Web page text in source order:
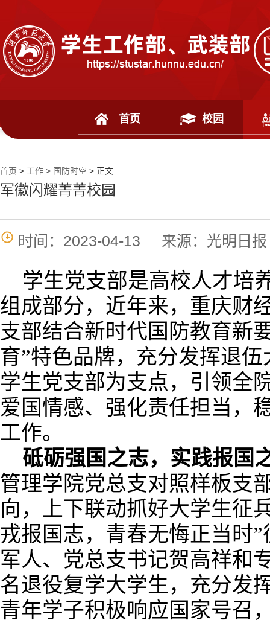
首页 校园
首页 > 工作 > 国防时空 > 正文
军徽闪耀菁菁校园
时间：2023-04-13 来源：光明日报
学生党支部是高校人才培
组成部分，近年来，重庆财
支部结合新时代国防教育新
育”特色品牌，充分发挥退
学生党支部为支点，引领全
爱国情感、强化责任担当，
工作。
砥砺强国之志，实践报国
管理学院党总支对照样板支
向，上下联动抓好大学生征
戎报国志，青春无悔正当时
军人、党总支书记贺高祥和
名退役复学大学生，充分发
青年学子积极响应国家号召